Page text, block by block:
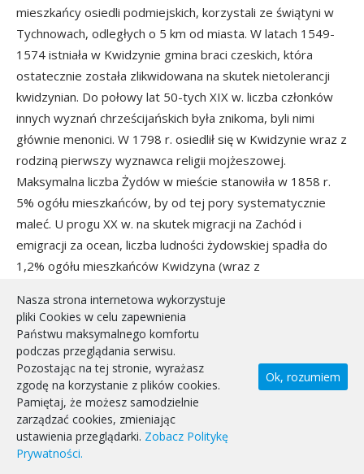
mieszkańcy osiedli podmiejskich, korzystali ze świątyni w
Tychnowach, odległych o 5 km od miasta. W latach 1549-
1574 istniała w Kwidzynie gmina braci czeskich, która
ostatecznie została zlikwidowana na skutek nietolerancji
kwidzynian. Do połowy lat 50-tych XIX w. liczba członków
innych wyznań chrześcijańskich była znikoma, byli nimi
głównie menonici. W 1798 r. osiedlił się w Kwidzynie wraz z
rodziną pierwszy wyznawca religii mojżeszowej.
Maksymalna liczba Żydów w mieście stanowiła w 1858 r.
5% ogółu mieszkańców, by od tej pory systematycznie
maleć. U progu XX w. na skutek migracji na Zachód i
emigracji za ocean, liczba ludności żydowskiej spadła do
1,2% ogółu mieszkańców Kwidzyna (wraz z
wzniesiona w Kwidzynie w 1832 r., kolejna prawie sto lat
później (1930). Na skutek antysemickiej polityki NSDAP i
władz III Rzeszy liczba kwidzyńskich Żydów gwałtownie
spadła. W czasie „nocy kryształowej” (9/10.11.1938 r.)
hitlerowcy spalili synagogę, kilka lat wcześniej (1935)
zrównano z ziemią żydowski cmentarz. Ostatnia żydowska
rodzina wyprowadziła się z miasta na początku 1939 r., co
z satysfakcją odnotowała miejscowa prasa.
Nasza strona internetowa wykorzystuje
pliki Cookies w celu zapewnienia
Państwu maksymalnego komfortu
podczas przeglądania serwisu.
Pozostając na tej stronie, wyrażasz
zgodę na korzystanie z plików cookies.
Pamiętaj, że możesz samodzielnie
zarządzać cookies, zmieniając
ustawienia przeglądarki. Zobacz Politykę
Prywatności.
Ok, rozumiem